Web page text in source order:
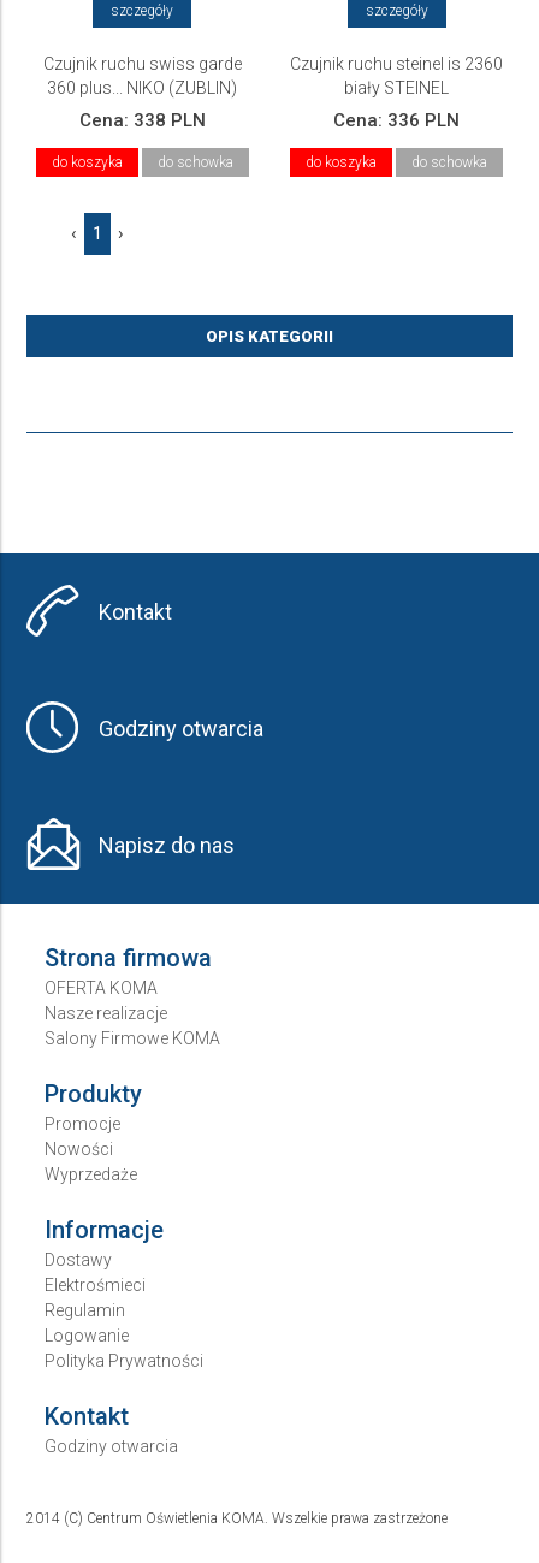
szczegóły
Czujnik ruchu swiss garde
360 plus... NIKO (ZUBLIN)
Cena: 338 PLN
do koszyka do schowka
szczegóły
Czujnik ruchu steinel is 2360
biały STEINEL
Cena: 336 PLN
do koszyka do schowka
‹ 1 ›
OPIS KATEGORII
Kontakt
Godziny otwarcia
Napisz do nas
Strona firmowa
OFERTA KOMA
Nasze realizacje
Salony Firmowe KOMA
Produkty
Promocje
Nowości
Wyprzedaże
Informacje
Dostawy
Elektrośmieci
Regulamin
Logowanie
Polityka Prywatności
Kontakt
Godziny otwarcia
2014 (C) Centrum Oświetlenia KOMA. Wszelkie prawa zastrzeżone